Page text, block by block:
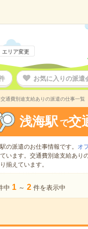
エリア変更
お気に入りの派遣
通費別途支給ありの派遣の仕事一覧
浅海駅 で交
の派遣のお仕事情報です。 オ
います。交通費別途支給あり
揃えています。
中 1 ～ 2 件を表示中